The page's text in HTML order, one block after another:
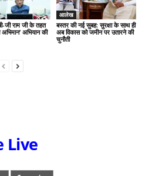
जी राम जी के तहत
अभिमान’ अभियान की
आलेख
बस्तर की नई सुबह: सुरक्षा के साथ ही
अब विकास को जमीन पर उतारने की
चुनौती
Live